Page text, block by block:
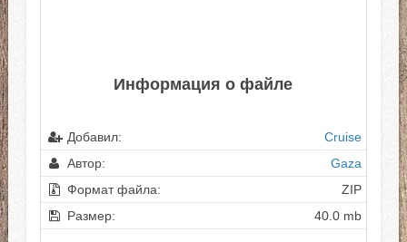
Информация о файле
Добавил:
Cruise
Автор:
Gaza
Формат файла:
ZIP
Размер:
40.0 mb